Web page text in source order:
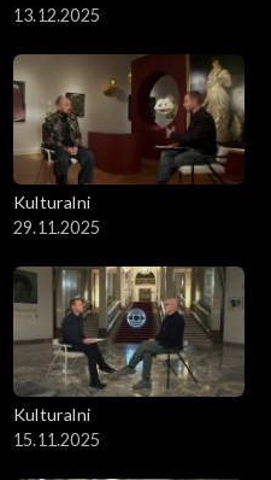
13.12.2025
Kulturalni
29.11.2025
Kulturalni
15.11.2025